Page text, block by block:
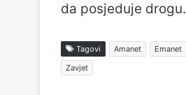
da posjeduje drogu.
Tagovi Amanet Emanet
Zavjet